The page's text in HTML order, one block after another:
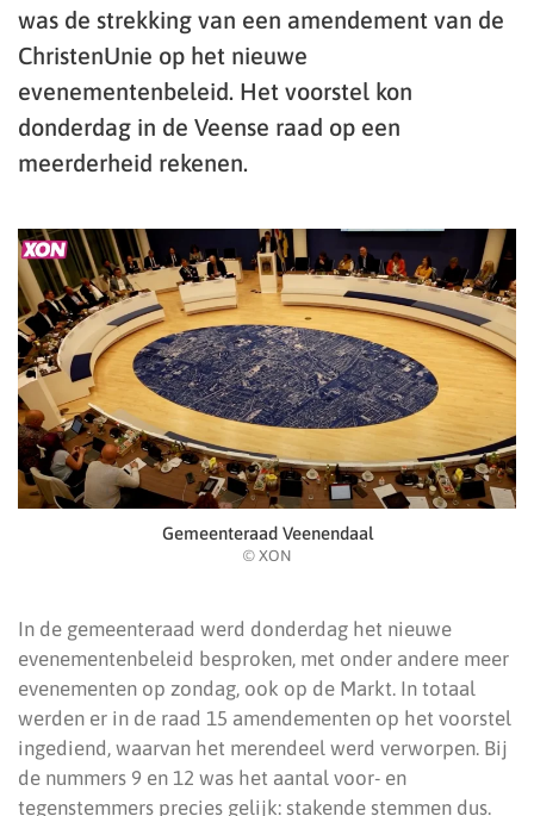
was de strekking van een amendement van de
ChristenUnie op het nieuwe
evenementenbeleid. Het voorstel kon
donderdag in de Veense raad op een
meerderheid rekenen.
Gemeenteraad Veenendaal
© XON
In de gemeenteraad werd donderdag het nieuwe
evenementenbeleid besproken, met onder andere meer
evenementen op zondag, ook op de Markt. In totaal
werden er in de raad 15 amendementen op het voorstel
ingediend, waarvan het merendeel werd verworpen. Bij
de nummers 9 en 12 was het aantal voor- en
tegenstemmers precies gelijk: stakende stemmen dus.